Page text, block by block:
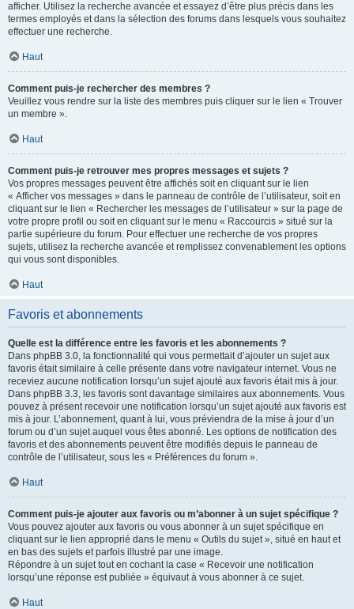
afficher. Utilisez la recherche avancée et essayez d’être plus précis dans les
termes employés et dans la sélection des forums dans lesquels vous souhaitez
effectuer une recherche.
Haut
Comment puis-je rechercher des membres ?
Veuillez vous rendre sur la liste des membres puis cliquer sur le lien « Trouver
un membre ».
Haut
Comment puis-je retrouver mes propres messages et sujets ?
Vos propres messages peuvent être affichés soit en cliquant sur le lien
« Afficher vos messages » dans le panneau de contrôle de l’utilisateur, soit en
cliquant sur le lien « Rechercher les messages de l’utilisateur » sur la page de
votre propre profil ou soit en cliquant sur le menu « Raccourcis » situé sur la
partie supérieure du forum. Pour effectuer une recherche de vos propres
sujets, utilisez la recherche avancée et remplissez convenablement les options
qui vous sont disponibles.
Haut
Favoris et abonnements
Quelle est la différence entre les favoris et les abonnements ?
Dans phpBB 3.0, la fonctionnalité qui vous permettait d’ajouter un sujet aux
favoris était similaire à celle présente dans votre navigateur internet. Vous ne
receviez aucune notification lorsqu’un sujet ajouté aux favoris était mis à jour.
Dans phpBB 3.3, les favoris sont davantage similaires aux abonnements. Vous
pouvez à présent recevoir une notification lorsqu’un sujet ajouté aux favoris est
mis à jour. L’abonnement, quant à lui, vous préviendra de la mise à jour d’un
forum ou d’un sujet auquel vous êtes abonné. Les options de notification des
favoris et des abonnements peuvent être modifiés depuis le panneau de
contrôle de l’utilisateur, sous les « Préférences du forum ».
Haut
Comment puis-je ajouter aux favoris ou m’abonner à un sujet spécifique ?
Vous pouvez ajouter aux favoris ou vous abonner à un sujet spécifique en
cliquant sur le lien approprié dans le menu « Outils du sujet », situé en haut et
en bas des sujets et parfois illustré par une image.
Répondre à un sujet tout en cochant la case « Recevoir une notification
lorsqu’une réponse est publiée » équivaut à vous abonner à ce sujet.
Haut